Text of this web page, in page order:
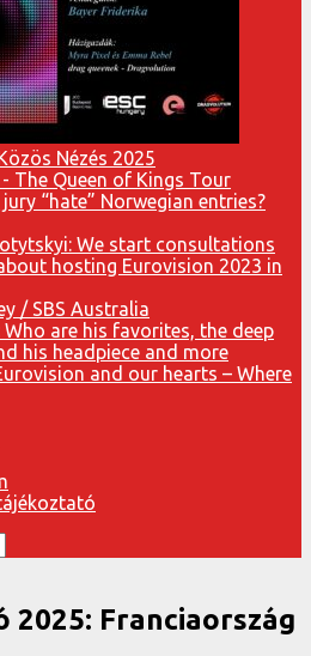
Nézés 2025
“hate” Norwegian entries?
We start consultations
hosting Eurovision 2023 in
Who are his favorites, the deep
his headpiece and more
and our hearts – Where
2025: Franciaország